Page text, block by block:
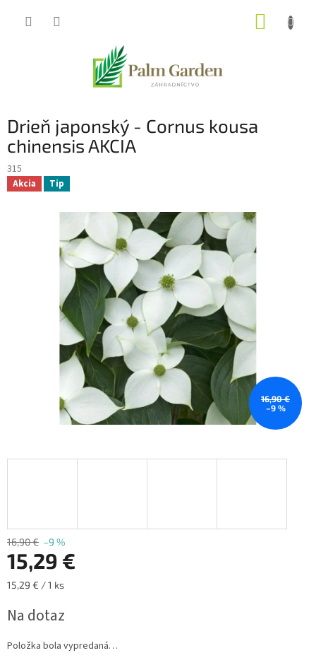
Drieň japonský - Cornus kousa
chinensis AKCIA
315
Akcia Tip
16,90 €
–9 %
16,90 € –9 %
15,29 €
Jednotková
15,29 € / 1 ks
Na dotaz
Položka bola vypredaná…